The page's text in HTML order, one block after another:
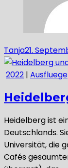
Tanja21.
2022 | Ausfluege
Heidelberg ist
Deutschlands.
Universität, die
Cafés